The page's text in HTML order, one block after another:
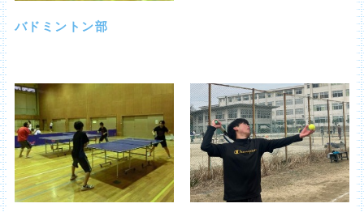
バドミントン部